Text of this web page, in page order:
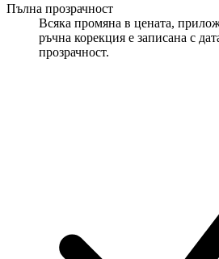
Пълна прозрачност
Всяка промяна в цената,
ръчна корекция е записана с
прозрачност.